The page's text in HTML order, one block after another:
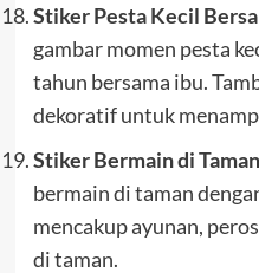
Stiker Pesta Kecil
gambar momen pesta
tahun bersama ibu.
dekoratif untuk
Stiker Bermain di
bermain di taman
mencakup ayunan,
di taman.